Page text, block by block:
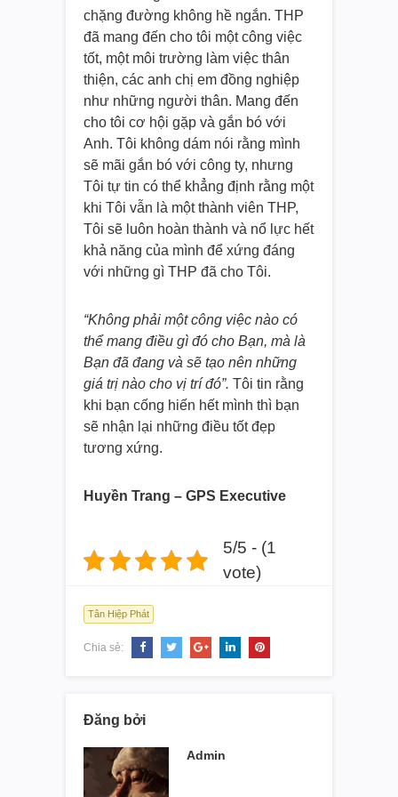
chặng đường không hề ngắn. THP
đã mang đến cho tôi một công việc
tốt, một môi trường làm việc thân
thiện, các anh chị em đồng nghiệp
như những người thân. Mang đến
cho tôi cơ hội gặp và gắn bó với
Anh. Tôi không dám nói rằng mình
sẽ mãi gắn bó với công ty, nhưng
Tôi tự tin có thể khẳng định rằng một
khi Tôi vẫn là một thành viên THP,
Tôi sẽ luôn hoàn thành và nổ lực hết
khả năng của mình để xứng đáng
với những gì THP đã cho Tôi.
“Không phải một công việc nào có
thể mang điều gì đó cho Bạn, mà là
Bạn đã đang và sẽ tạo nên những
giá trị nào cho vị trí đó”. Tôi tin rằng
khi bạn cống hiến hết mình thì bạn
sẽ nhận lại những điều tốt đẹp
tương xứng.
Huyền Trang – GPS Executive
5/5 - (1
vote)
Tân Hiệp Phát
Chia sẻ:
Đăng bởi
Admin